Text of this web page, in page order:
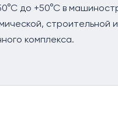
до +50°С в
строительной и
комплекса.